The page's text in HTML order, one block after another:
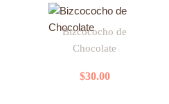
Bizcococho de
Chocolate
$30.00